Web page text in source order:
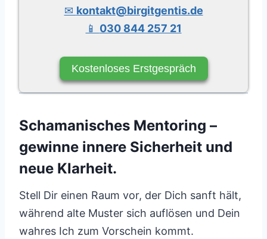
✉ kontakt@birgitgentis.de
📱 030 844 257 21
Kostenloses Erstgespräch
Schamanisches Mentoring –
gewinne innere Sicherheit und
neue Klarheit.
Stell Dir einen Raum vor, der Dich sanft hält,
während alte Muster sich auflösen und Dein
wahres Ich zum Vorschein kommt.